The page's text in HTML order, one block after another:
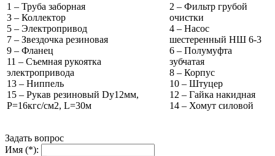
1 – Труба заборная
3 – Коллектор
5 – Электропривод
7 – Звездочка резиновая
9 – Фланец
11 – Съемная рукоятка
электропривода
13 – Ниппель
15 – Рукав резиновый Dy12мм,
Р=16кгс/см2, L=30м
2 – Фильтр грубой
очистки
4 – Насос
шестеренный НШ 6-3
6 – Полумуфта
зубчатая
8 – Корпус
10 – Штуцер
12 – Гайка накидная
14 – Хомут силовой
Задать вопрос
Имя (*):